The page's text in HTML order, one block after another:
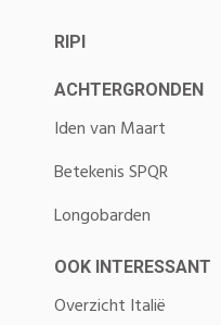
RIPI
ACHTERGRONDEN
Iden van Maart
Betekenis SPQR
Longobarden
OOK INTERESSANT
Overzicht Italië